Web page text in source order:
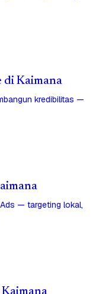
di Kaimana
kredibilitas —
— targeting lokal,